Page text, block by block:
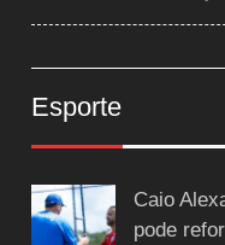
Esporte
Caio
pode